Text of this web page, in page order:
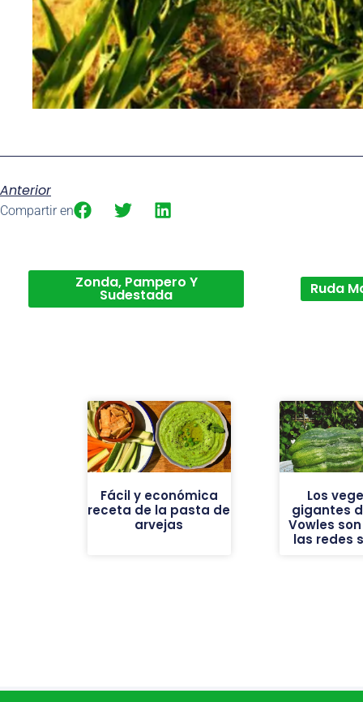
Anterior
Compartir en
Zonda, Pampero Y
Sudestada Ruda
Fácil y económica
receta de la pasta de
arvejas
Los
gigantes
Vowles
las redes